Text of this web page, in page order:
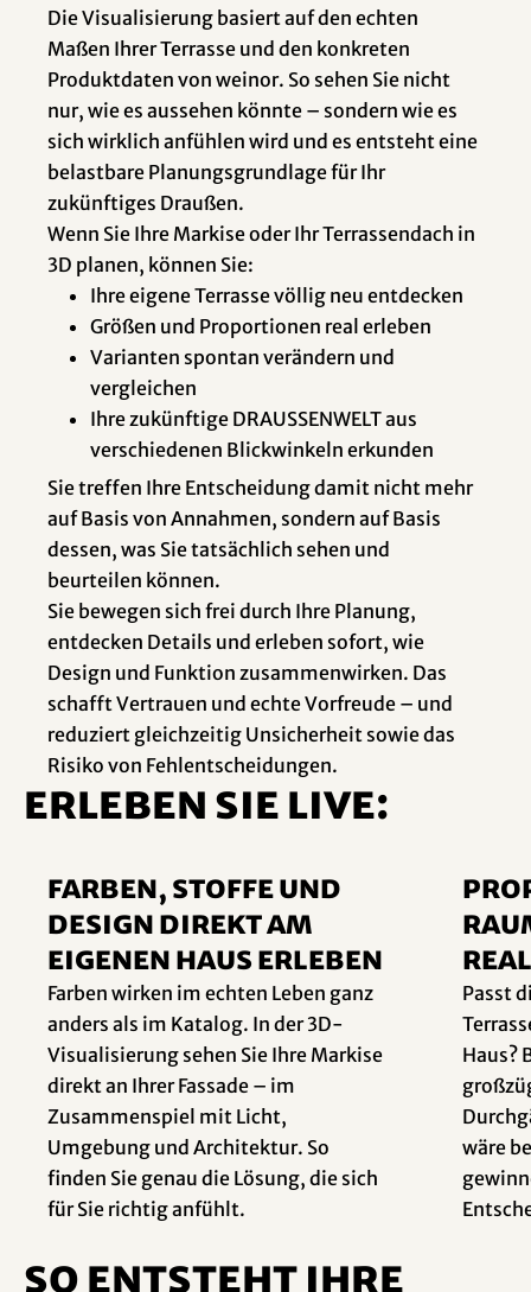
Die Visualisierung basiert auf den echten
Maßen Ihrer Terrasse und den konkreten
Produktdaten von weinor. So sehen Sie nicht
nur, wie es aussehen könnte – sondern wie es
sich wirklich anfühlen wird und es entsteht eine
belastbare Planungsgrundlage für Ihr
zukünftiges Draußen.
Wenn Sie Ihre Markise oder Ihr Terrassendach in
3D planen, können Sie:
Ihre eigene Terrasse völlig neu entdecken
Größen und Proportionen real erleben
Varianten spontan verändern und
vergleichen
Ihre zukünftige DRAUSSENWELT aus
verschiedenen Blickwinkeln erkunden
Sie treffen Ihre Entscheidung damit nicht mehr
auf Basis von Annahmen, sondern auf Basis
dessen, was Sie tatsächlich sehen und
beurteilen können.
Sie bewegen sich frei durch Ihre Planung,
entdecken Details und erleben sofort, wie
Design und Funktion zusammenwirken. Das
schafft Vertrauen und echte Vorfreude – und
reduziert gleichzeitig Unsicherheit sowie das
Risiko von Fehlentscheidungen.
Erleben Sie live:
Farben, Stoffe und
Design direkt am
eigenen Haus erleben
Farben wirken im echten Leben ganz
anders als im Katalog. In der 3D-
Visualisierung sehen Sie Ihre Markise
direkt an Ihrer Fassade – im
Zusammenspiel mit Licht,
Umgebung und Architektur. So
finden Sie genau die Lösung, die sich
für Sie richtig anfühlt.
Passt
Haus?
wäre
So entsteht Ihre